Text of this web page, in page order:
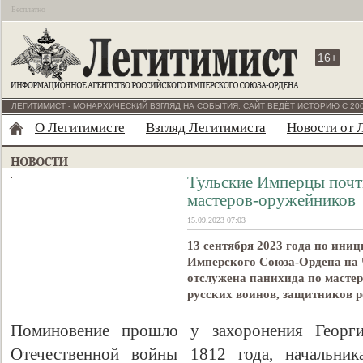
Бесплатно
16+
ЛЕГИТИМИСТ - МОНАРХИЧЕСКИЙ ВЗГЛЯД НА СОБЫТИЯ. САЙТ ВЕДЁТ ИСТОРИЮ С
О Легитимисте Взгляд Легитимиста Новости от
Тульские Имперцы
мастеров-оружейников
15.09.2023 07:03
13 сентября 2023 года по
Имперского Союза-Ордена на
отслужена панихида по
русских воинов, защитников
Поминовение прошло у захоронения
Отечественной войны 1812 года,